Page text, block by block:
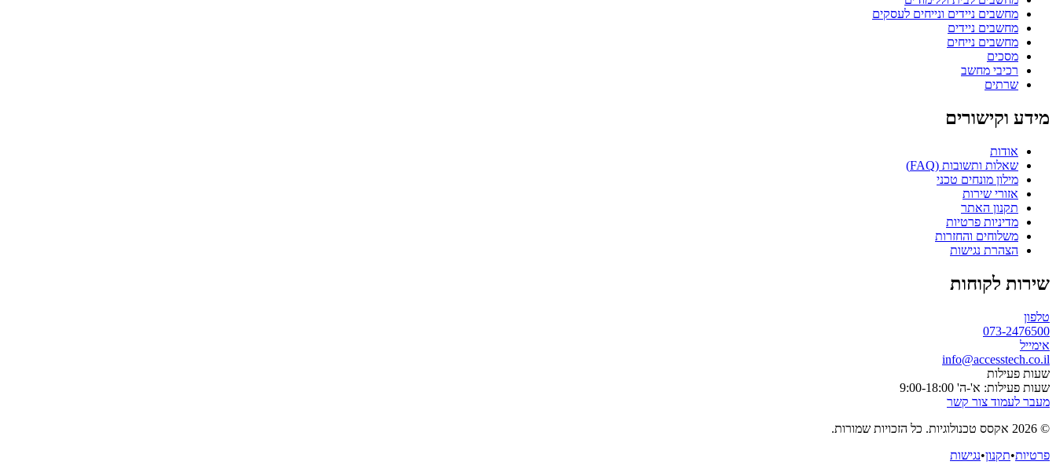
מחשבים ניידים ונייחים לעסקים
מחשבים ניידים
מחשבים נייחים
מסכים
רכיבי מחשב
שרתים
מידע וקישורים
אודות
שאלות ותשובות (FAQ)
מילון מונחים טכני
אזורי שירות
תקנון האתר
מדיניות פרטיות
משלוחים והחזרות
הצהרת נגישות
שירות לקוחות
טלפון
073-2476500
אימייל
info@accesstech.co.il
שעות פעילות
שעות פעילות: א'-ה' 9:00-18:00
מעבר לעמוד צור קשר
© 2026 אקסס טכנולוגיות. כל הזכויות שמורות.
פרטיות•תקנון•נגישות